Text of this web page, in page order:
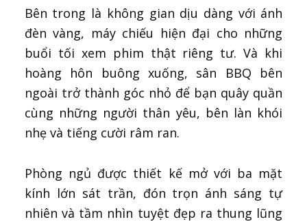
Bên trong là không gian dịu dàng với ánh
đèn vàng, máy chiếu hiện đại cho những
buổi tối xem phim thật riêng tư. Và khi
hoàng hôn buông xuống, sân BBQ bên
ngoài trở thành góc nhỏ để bạn quây quần
cùng những người thân yêu, bên làn khói
nhẹ và tiếng cười râm ran.
Phòng ngủ được thiết kế mở với ba mặt
kính lớn sát trần, đón trọn ánh sáng tự
nhiên và tầm nhìn tuyệt đẹp ra thung lũng